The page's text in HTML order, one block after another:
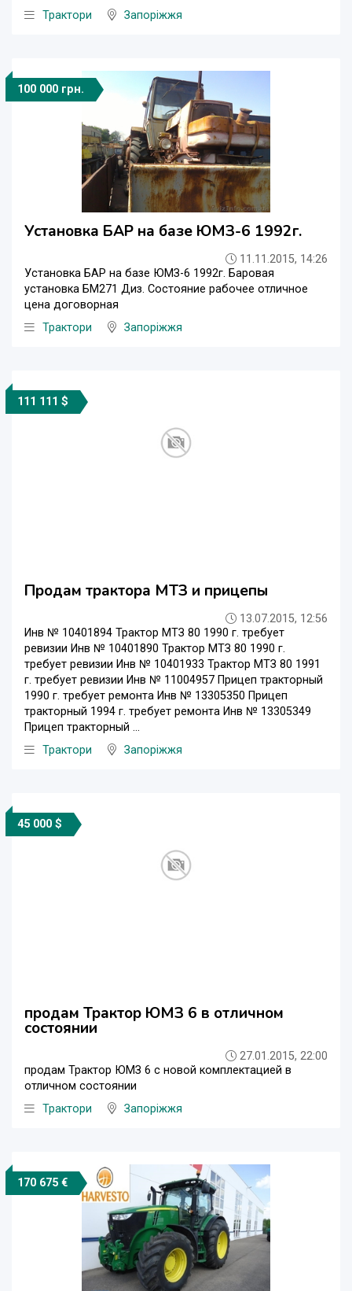
Трактори Запоріжжя
100 000 грн.
Установка БАР на базе ЮМЗ-6 1992г.
11.11.2015, 14:26
Установка БАР на базе ЮМЗ-6 1992г. Баровая
установка БМ271 Диз. Состояние рабочее отличное
цена договорная
Трактори
Запоріжжя
111 111 $
Продам трактора МТЗ и прицепы
13.07.2015, 12:56
Инв № 10401894 Трактор МТЗ 80 1990 г. требует
ревизии Инв № 10401890 Трактор МТЗ 80 1990 г.
требует ревизии Инв № 10401933 Трактор МТЗ 80 1991
г. требует ревизии Инв № 11004957 Прицеп тракторный
1990 г. требует ремонта Инв № 13305350 Прицеп
тракторный 1994 г. требует ремонта Инв № 13305349
Прицеп тракторный ...
Трактори
Запоріжжя
45 000 $
продам Трактор ЮМЗ 6 в отличном
состоянии
27.01.2015, 22:00
продам Трактор ЮМЗ 6 c новой комплектацией в
отличном состоянии
Трактори
Запоріжжя
170 675 €